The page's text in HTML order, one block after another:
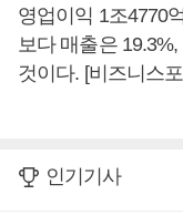
영업이익 1조4770
보다 매출은
것이다. [비즈니스
인기기사